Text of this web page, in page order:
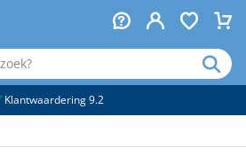
Klantwaardering 9.2